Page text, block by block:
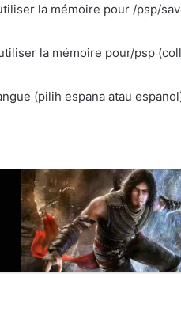
la mémoire pour /psp/
la mémoire pour/psp
(pilih espana atau